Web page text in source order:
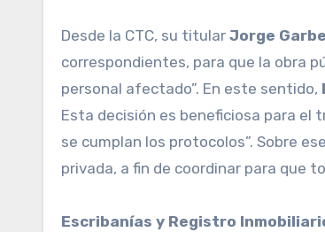
Desde la CTC, su titular Jorge
correspondientes, para que la obra
personal afectado”. En este sentido,
Esta decisión es beneficiosa para el
se cumplan los protocolos”. Sobre
privada, a fin de coordinar para que
Escribanías y Registro